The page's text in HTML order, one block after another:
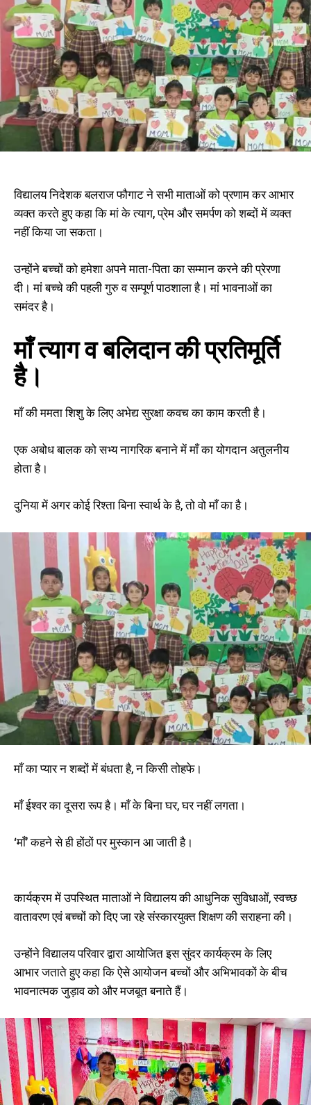
विद्यालय निदेशक बलराज फौगाट ने सभी माताओं को प्रणाम कर आभार
व्यक्त करते हुए कहा कि मां के त्याग, प्रेम और समर्पण को शब्दों में व्यक्त
नहीं किया जा सकता।
उन्होंने बच्चों को हमेशा अपने माता-पिता का सम्मान करने की प्रेरणा
दी। मां बच्चे की पहली गुरु व सम्पूर्ण पाठशाला है। मां भावनाओं का
समंदर है।
माँ त्याग व बलिदान की प्रतिमूर्ति
है।
माँ की ममता शिशु के लिए अभेद्य सुरक्षा कवच का काम करती है।
एक अबोध बालक को सभ्य नागरिक बनाने में माँ का योगदान अतुलनीय
होता है।
दुनिया में अगर कोई रिश्ता बिना स्वार्थ के है, तो वो माँ का है।
माँ का प्यार न शब्दों में बंधता है, न किसी तोहफे।
माँ ईश्वर का दूसरा रूप है। माँ के बिना घर, घर नहीं लगता।
‘माँ’ कहने से ही होंठों पर मुस्कान आ जाती है।
कार्यक्रम में उपस्थित माताओं ने विद्यालय की आधुनिक सुविधाओं, स्वच्छ
वातावरण एवं बच्चों को दिए जा रहे संस्कारयुक्त शिक्षण की सराहना की।
उन्होंने विद्यालय परिवार द्वारा आयोजित इस सुंदर कार्यक्रम के लिए
आभार जताते हुए कहा कि ऐसे आयोजन बच्चों और अभिभावकों के बीच
भावनात्मक जुड़ाव को और मजबूत बनाते हैं।